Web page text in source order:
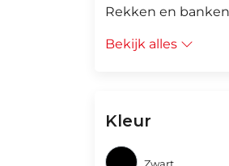
Rekken en banken
Bekijk alles
Kleur
Zwart